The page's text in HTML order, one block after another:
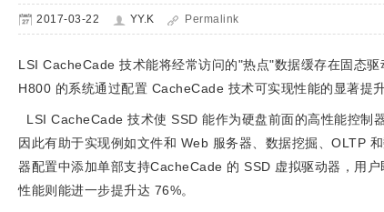
2017-03-22 YY.K Permalink
LSI CacheCade 技术能将经常访问的"热点"数据缓存在固态
H800 的系统通过配置 CacheCade 技术可实现性能的显著提
LSI CacheCade 技术使 SSD 能作为硬盘前面的高性能控制
因此有助于实现例如文件和 Web 服务器、数据挖掘、OLTP
器配置中添加单部支持CacheCade 的 SSD 虚拟驱动器，用
性能则能进一步提升达 76%。